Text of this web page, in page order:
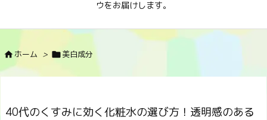
ウをお届けします。
ホーム > 美白成分
40代のくすみに効く化粧水の選び方！透明感のある